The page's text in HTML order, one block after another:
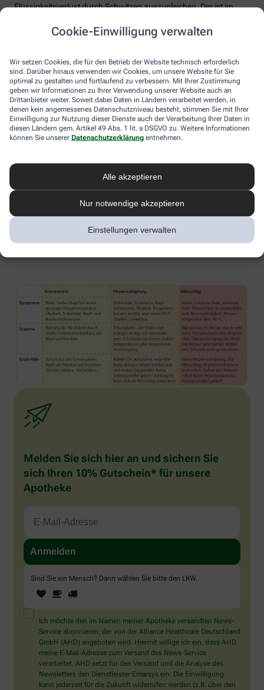
Cookie-Einwilligung verwalten
Wir setzen Cookies, die für den Betrieb der Website technisch erforderlich
sind. Darüber hinaus verwenden wir Cookies, um unsere Website für Sie
optimal zu gestalten und fortlaufend zu verbessern. Mit Ihrer Zustimmung
geben wir Informationen zu Ihrer Verwendung unserer Website auch an
Drittanbieter weiter. Soweit dabei Daten in Ländern verarbeitet werden, in
denen kein angemessenes Datenschutzniveau besteht, stimmen Sie mit Ihrer
Einwilligung zur Nutzung dieser Dienste auch der Verarbeitung Ihrer Daten in
diesen Ländern gem. Artikel 49 Abs. 1 lit. a DSGVO zu. Weitere Informationen
können Sie unserer Datenschutzerklärung entnehmen.
Alle akzeptieren
Nur notwendige akzeptieren
Einstellungen verwalten
Flüssigkeitsverlust durch Schwitzen auszugleichen. Der ist im
Temperaturen. Trinken wir zu wenig, sind Kopfschmerzen und
Konzentrationsprobleme meist die Folge.
Weniger bekannt ist, dass ein Flüssigkeitsmangel auch anderen
Organen zusetzt. So kann Hitzestress auch ernsthaft die Nieren
schädigen – und zwar nachhaltig und auch bei gesunden
Menschen. Als Faustregel gilt: Zwei bis drei Liter täglich sollten es
sein. Die besten Durstlöscher: Mineralwasser, ungesüßte Kräuter-
und Früchtetees oder verdünnte Säfte. Auch wasserreiches Obst
und Gemüse wie Melonen, Gurken oder Tomaten kann
Flüssigkeitsverluste ausgleichen. Bei Herz-Kreislauf- oder
besprechen.
Sonnenstich, Hitzeerschöpfung und
Hitzschlag: Was ist das eigentlich?
Grad oder einfach nur die drückende Hitze in der Stadt:
Hitzeerkrankungen können mitunter lebensbedrohlich sein.
Melden Sie sich hier an und sichern Sie
sich Ihren 10% Gutschein* für unsere
Apotheke
Sind Sie ein Mensch? Dann wählen Sie bitte den LKW
Sind
Sie
ein
Mensch?
Dann
wählen
Sie
bitte
den
LKW.
1 2
Ich möchte den im Namen meiner Apotheke versandten News-
Service abonnieren, der von der Alliance Healthcare Deutschland
GmbH (AHD) angeboten wird. Hiermit willige ich ein, dass AHD
meine E-Mail-Adresse zum Versand des News-Service
verarbeitet. AHD setzt für den Versand und die Analyse des
Newsletters den Dienstleister Emarsys ein. Die Einwilligung
kann jederzeit für die Zukunft widerrufen werden (z.B. über den